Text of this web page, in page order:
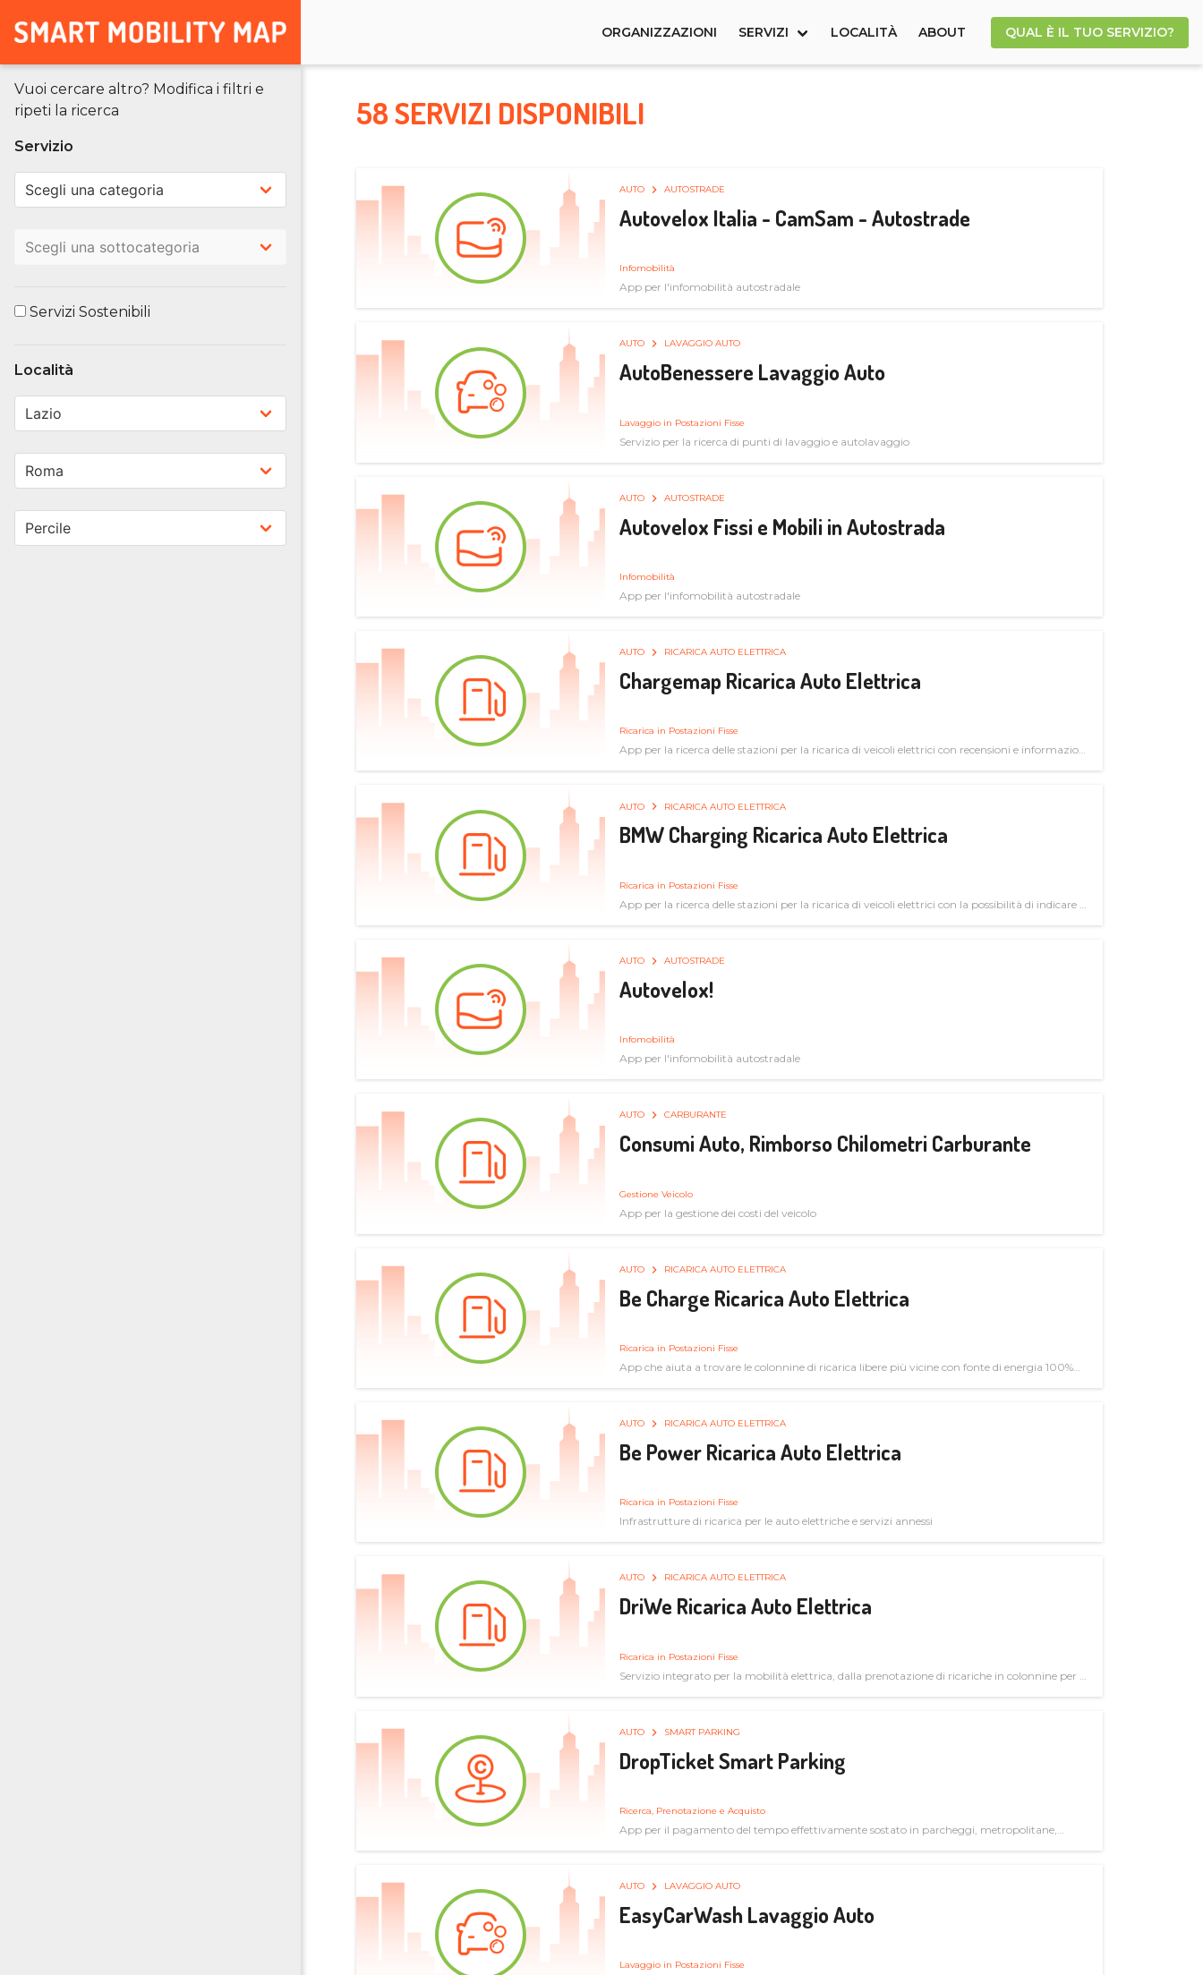
ORGANIZZAZIONI SERVIZI LOCALITÀ ABOUT QUAL È IL TUO SERVIZIO?
Vuoi cercare altro? Modifica i filtri e
ripeti la ricerca
Servizio
Servizi Sostenibili
Località
58 SERVIZI DISPONIBILI
AUTO AUTOSTRADE
Autovelox Italia - CamSam - Autostrade
Infomobilità
App per l'infomobilità autostradale
AUTO LAVAGGIO AUTO
AutoBenessere Lavaggio Auto
Lavaggio in Postazioni Fisse
Servizio per la ricerca di punti di lavaggio e autolavaggio
AUTO AUTOSTRADE
Autovelox Fissi e Mobili in Autostrada
Infomobilità
App per l'infomobilità autostradale
AUTO RICARICA AUTO ELETTRICA
Chargemap Ricarica Auto Elettrica
Ricarica in Postazioni Fisse
App per la ricerca delle stazioni per la ricarica di veicoli elettrici con recensioni e informazioni
AUTO RICARICA AUTO ELETTRICA
BMW Charging Ricarica Auto Elettrica
Ricarica in Postazioni Fisse
App per la ricerca delle stazioni per la ricarica di veicoli elettrici con la possibilità di indicare le
AUTO AUTOSTRADE
Autovelox!
Infomobilità
App per l'infomobilità autostradale
AUTO CARBURANTE
Consumi Auto, Rimborso Chilometri Carburante
Gestione Veicolo
App per la gestione dei costi del veicolo
AUTO RICARICA AUTO ELETTRICA
Be Charge Ricarica Auto Elettrica
Ricarica in Postazioni Fisse
App che aiuta a trovare le colonnine di ricarica libere più vicine con fonte di energia 100%
AUTO RICARICA AUTO ELETTRICA
Be Power Ricarica Auto Elettrica
Ricarica in Postazioni Fisse
Infrastrutture di ricarica per le auto elettriche e servizi annessi
AUTO RICARICA AUTO ELETTRICA
DriWe Ricarica Auto Elettrica
Ricarica in Postazioni Fisse
Servizio integrato per la mobilità elettrica, dalla prenotazione di ricariche in colonnine per il
AUTO SMART PARKING
DropTicket Smart Parking
Ricerca, Prenotazione e Acquisto
App per il pagamento del tempo effettivamente sostato in parcheggi, metropolitane,
AUTO LAVAGGIO AUTO
EasyCarWash Lavaggio Auto
Lavaggio in Postazioni Fisse